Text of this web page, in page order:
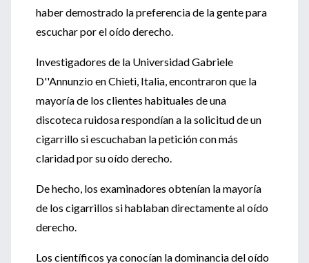
haber demostrado la preferencia de la gente para
escuchar por el oído derecho.
Investigadores de la Universidad Gabriele
D''Annunzio en Chieti, Italia, encontraron que la
mayoría de los clientes habituales de una
discoteca ruidosa respondían a la solicitud de un
cigarrillo si escuchaban la petición con más
claridad por su oído derecho.
De hecho, los examinadores obtenían la mayoría
de los cigarrillos si hablaban directamente al oído
derecho.
Los científicos ya conocían la dominancia del oído